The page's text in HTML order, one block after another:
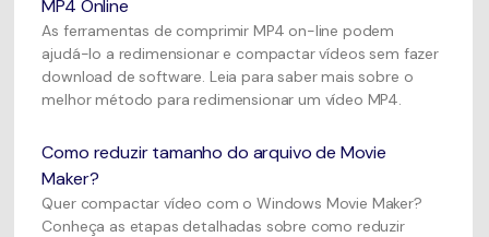
MP4 Online
As ferramentas de comprimir MP4 on-line podem
ajudá-lo a redimensionar e compactar vídeos sem fazer
download de software. Leia para saber mais sobre o
melhor método para redimensionar um vídeo MP4.
Como reduzir tamanho do arquivo de Movie
Maker?
Quer compactar vídeo com o Windows Movie Maker?
Conheça as etapas detalhadas sobre como reduzir